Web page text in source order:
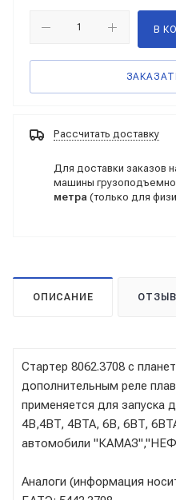
В
Рассчитать доставку
Для доставки заказов
машины
метра (только для
ОПИСАНИЕ
Стартер 8062.3708 с
дополнительным реле
применяется для запуска
4B,4BT, 4BTA, 6B, 6BT,
автомобили
Аналоги (информация